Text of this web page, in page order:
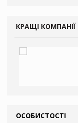
КРАЩІ КОМПАНІЇ
ОСОБИСТОСТІ